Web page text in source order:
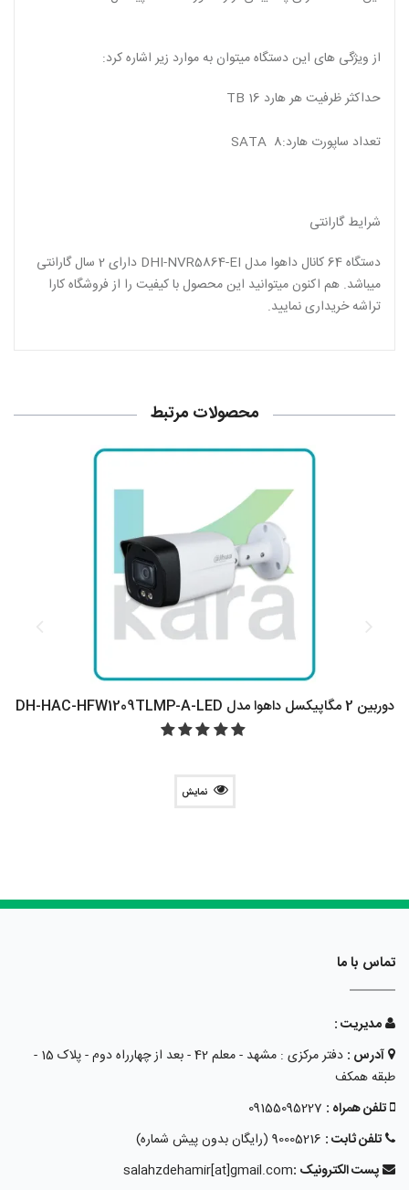
از ویژگی های این دستگاه میتوان به موارد زیر اشاره کرد:
حداکثر ظرفیت هر هارد TB 16
تعداد ساپورت هارد:8 SATA
شرایط گارانتی
دستگاه 64 کانال داهوا مدل DHI-NVR5864-EI
دارای 2 سال گارانتی
میباشد. هم اکنون میتوانید این محصول با کیفیت را از فروشگاه کارا
تراشه خریداری نمایید.
محصولات مرتبط
دوربین 2 مگاپیکسل داهوا مدل DH-HAC-HFW1209TLMP-A-LED
نمایش
تماس با ما
مدیریت :
آدرس :
دفتر مرکزی : مشهد - معلم 42 - بعد از چهارراه دوم - پلاک 15 -
طبقه همکف
تلفن همراه : 09155095227
تلفن ثابت : 90005216 (رایگان بدون پیش شماره)
پست الکترونیک :salahzdehamir[at]gmail.com